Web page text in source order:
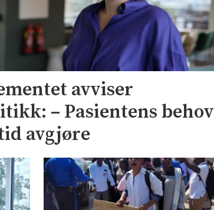
avviser
– Pasientens behov
avgjøre